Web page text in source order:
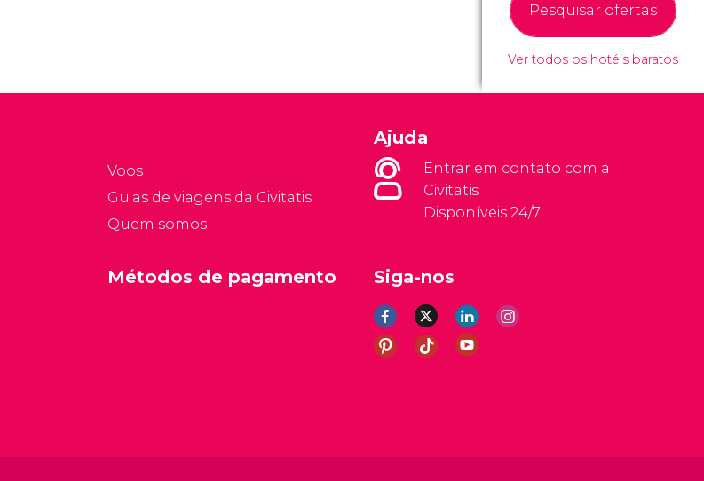
Pesquisar ofertas
Ver todos os hotéis baratos
Voos
Guias de viagens da Civitatis
Quem somos
Ajuda
Entrar em contato com a
Civitatis
Disponíveis 24/7
Siga-nos
Métodos de pagamento